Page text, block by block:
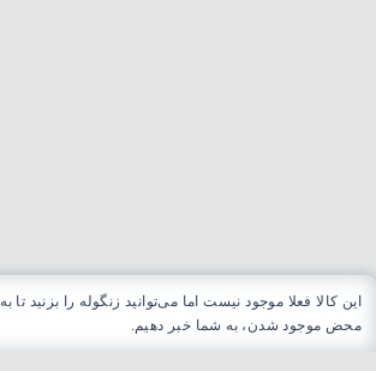
این کالا فعلا موجود نیست اما می‌توانید زنگوله را بزنید تا به
محض موجود شدن، به شما خبر دهیم.